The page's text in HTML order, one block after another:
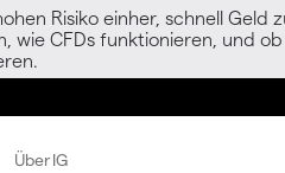
Risiko einher, schnell Geld
wie CFDs funktionieren, und
Über IG